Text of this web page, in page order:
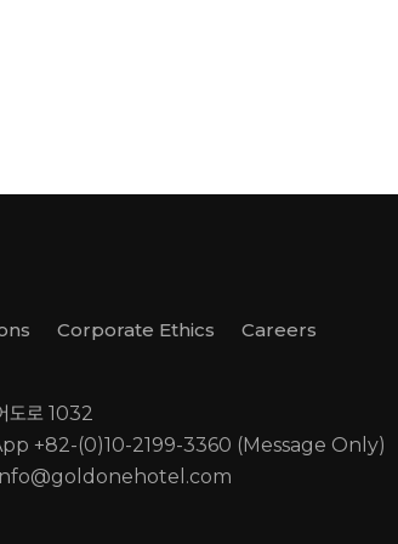
Corporate Ethics
Careers
도로 1032
+82-(0)10-2199-3360 (Message Only)